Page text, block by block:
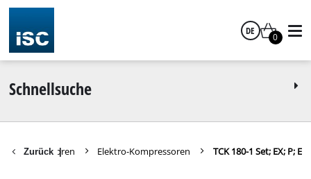
DE
0
Schnellsuche
Zurück |
Kompressoren Elektro-Kompressoren TCK 180-1 Set; EX; P; E